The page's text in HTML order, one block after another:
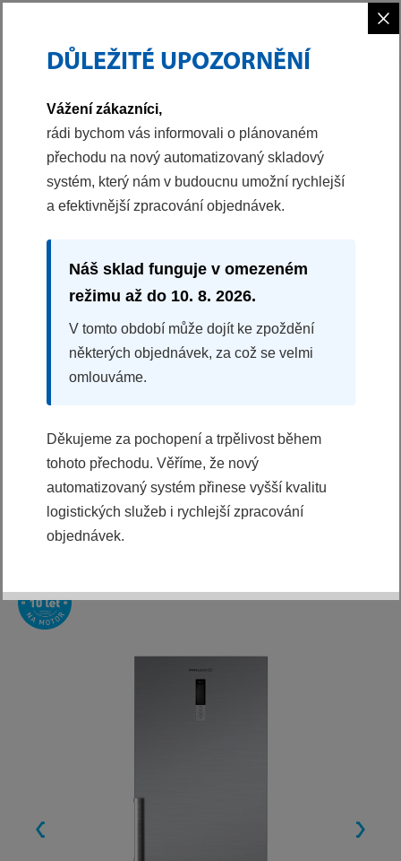
KOMBINOVANÁ CHLADNIČKA
PCN 442 DMCX
Invertorový kompresor
Metal-Tech Cooling
CrisperBox
Rozměry (VxŠxH): 185,5x70,3x70,3 cm
KOUPIT
Ihned k odeslání
×
DŮLEŽITÉ UPOZORNĚNÍ
Vážení zákazníci,
rádi bychom vás informovali o plánovaném
přechodu na nový automatizovaný skladový
systém, který nám v budoucnu umožní rychlejší
a efektivnější zpracování objednávek.
Náš sklad funguje v omezeném
režimu až do 10. 8. 2026.
V tomto období může dojít ke zpoždění
některých objednávek, za což se velmi
omlouváme.
Děkujeme za pochopení a trpělivost během
tohoto přechodu. Věříme, že nový
automatizovaný systém přinese vyšší kvalitu
logistických služeb i rychlejší zpracování
objednávek.